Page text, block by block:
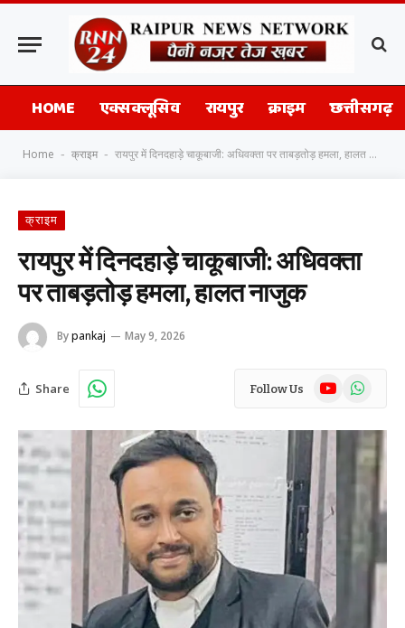
HOME एक्सक्लूसिव रायपुर क्राइम छत्तीसगढ़
Home - क्राइम - रायपुर में दिनदहाड़े चाकूबाजी: अधिवक्ता पर ताबड़तोड़ हमला, हालत नाजुक
क्राइम
रायपुर में दिनदहाड़े चाकूबाजी: अधिवक्ता
पर ताबड़तोड़ हमला, हालत नाजुक
Bypankaj May 9, 2026
Share Follow Us YouTubeWhatsApp